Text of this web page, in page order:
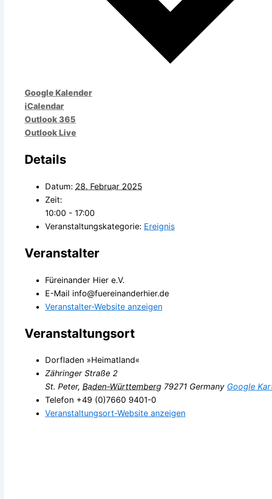
Google Kalender
iCalendar
Outlook 365
Outlook Live
Details
Datum: 28. Februar 2025
Zeit:
10:00 - 17:00
Veranstaltungskategorie: Ereignis
Veranstalter
Füreinander Hier e.V.
E-Mail info@fuereinanderhier.de
Veranstalter-Website anzeigen
Veranstaltungsort
Dorfladen »Heimatland«
Zähringer Straße 2
St. Peter, Baden-Württemberg 79271 Germany Google
Telefon +49 (0)7660 9401-0
Veranstaltungsort-Website anzeigen